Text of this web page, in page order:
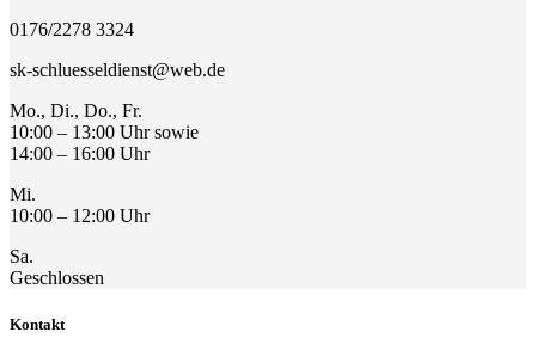
0176/2278 3324
sk-schluesseldienst@web.de
Mo., Di., Do., Fr.
10:00 – 13:00 Uhr sowie
14:00 – 16:00 Uhr
Mi.
10:00 – 12:00 Uhr
Sa.
Geschlossen
Kontakt